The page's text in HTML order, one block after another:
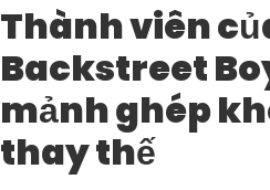
Thành viên
Backstreet
mảnh ghép
thay thế